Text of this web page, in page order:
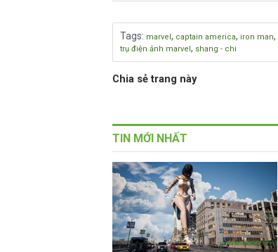
Tags: marvel, captain america, iron man,
trụ điện ảnh marvel, shang - chi
Chia sẻ trang này
TIN MỚI NHẤT